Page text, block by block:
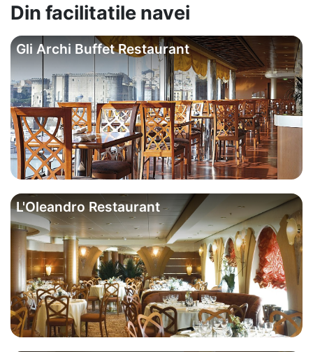
Din facilitatile navei
Gli Archi Buffet Restaurant
L'Oleandro Restaurant